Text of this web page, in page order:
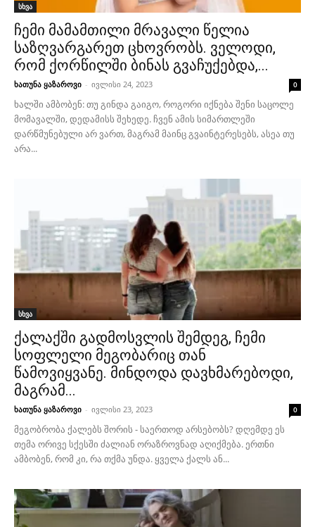
სხვა
ჩემი მამამთილი მრავალი წელია
საზღვარგარეთ ცხოვრობს. ველოდი,
რომ ქორწილში ბინას გვაჩუქებდა,...
ხათუნა ყაზაროვი - ივლისი 24, 2023 0
ხალში ამბობენ: თუ გინდა გაიგო, როგორი იქნება შენი საცოლე
მომავალში, დედამისს შეხედე. ჩვენ ამის სიმართლეში
დარწმუნებული არ ვართ, მაგრამ მაინც გვაინტერესებს, ასეა თუ
არა...
სხვა
ქალაქში გადმოსვლის შემდეგ, ჩემი
სოფლელი მეგობარიც თან
წამოვიყვანე. მინდოდა დავხმარებოდი,
მაგრამ...
ხათუნა ყაზაროვი - ივლისი 23, 2023 0
მეგობრობა ქალებს შორის - საერთოდ არსებობს? დღემდე ეს
თემა ორივე სქესში ძალიან ორაზროვნად აღიქმება. ერთნი
ამბობენ, რომ კი, რა თქმა უნდა. ყველა ქალს ან...